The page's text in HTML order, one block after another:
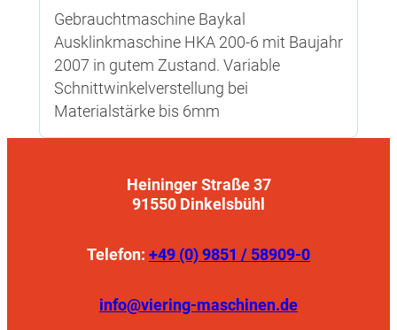
Gebrauchtmaschine Baykal
Ausklinkmaschine HKA 200-6 mit Baujahr
2007 in gutem Zustand. Variable
Schnittwinkelverstellung bei
Materialstärke bis 6mm
Heininger Straße 37
91550 Dinkelsbühl
Telefon: +49 (0) 9851 / 58909-0
info@viering-maschinen.de